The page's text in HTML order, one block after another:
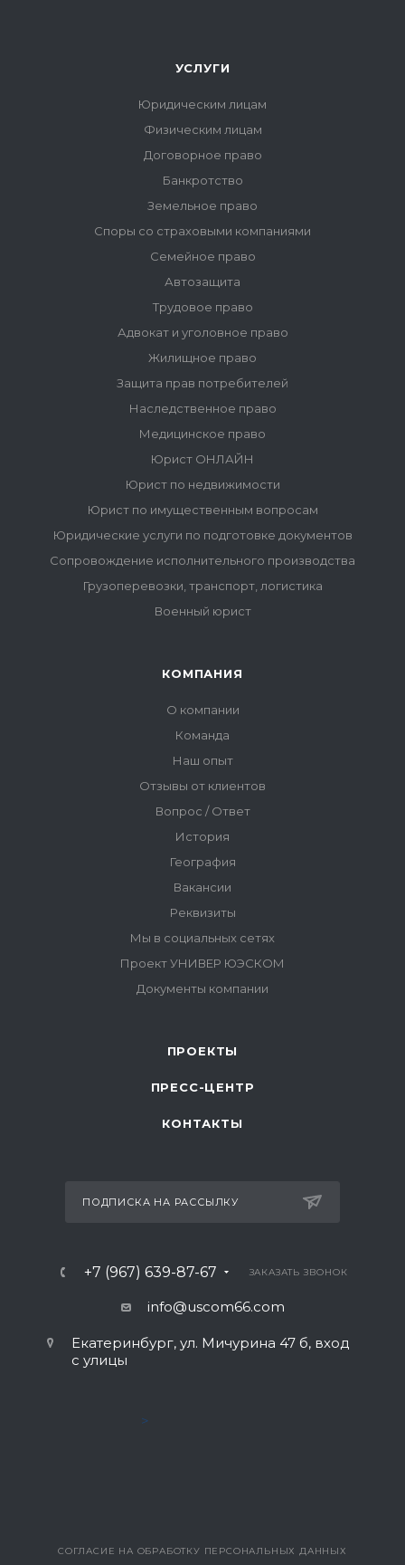
ПРОЕКТЫ
ПРЕСС-ЦЕНТР
КОНТАКТЫ
ПОДПИСКА НА РАССЫЛКУ
+7 (967) 639-87-67 ЗАКАЗАТЬ ЗВОНОК
info@uscom66.com
Екатеринбург, ул. Мичурина 47 б, вход
с улицы
>
СОГЛАСИЕ НА ОБРАБОТКУ ПЕРСОНАЛЬНЫХ ДАННЫХ